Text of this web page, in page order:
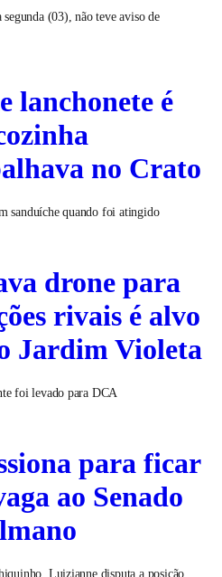
(03), não teve aviso de
lanchonete é
no Crato
sanduíche quando foi atingido
drone para
rivais é alvo
Jardim Violeta
foi levado para DCA
para ficar
ao Senado
Luizianne disputa a posição